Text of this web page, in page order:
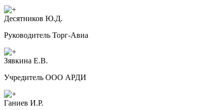
Десятников Ю.Д.
Руководитель Торг-Авиа
Зявкина Е.В.
Учредитель ООО АРДИ
Ганиев И.Р.